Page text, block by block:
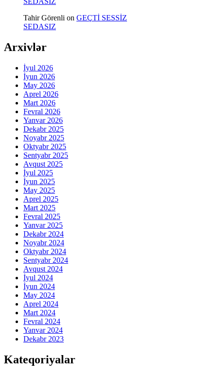
Tahir Görenli on GEÇTİ SESSİZ
SEDASIZ
Arxivlər
İyul 2026
İyun 2026
May 2026
Aprel 2026
Mart 2026
Fevral 2026
Yanvar 2026
Dekabr 2025
Noyabr 2025
Oktyabr 2025
Sentyabr 2025
Avqust 2025
İyul 2025
İyun 2025
May 2025
Aprel 2025
Mart 2025
Fevral 2025
Yanvar 2025
Dekabr 2024
Noyabr 2024
Oktyabr 2024
Sentyabr 2024
Avqust 2024
İyul 2024
İyun 2024
May 2024
Aprel 2024
Mart 2024
Fevral 2024
Yanvar 2024
Dekabr 2023
Kateqoriyalar